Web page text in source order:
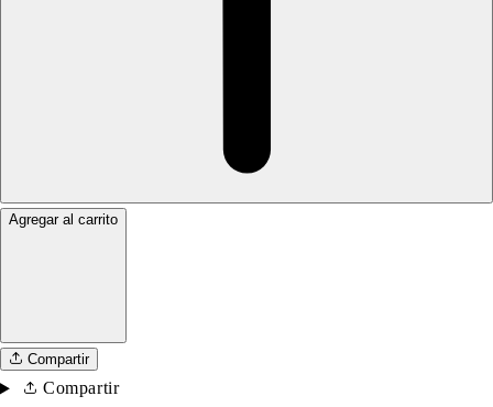
Agregar al carrito
Compartir
Compartir